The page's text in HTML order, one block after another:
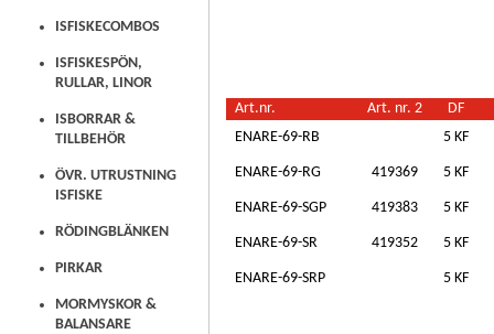
ISFISKECOMBOS
ISFISKESPÖN,
RULLAR, LINOR
ISBORRAR &
TILLBEHÖR
ÖVR. UTRUSTNING
ISFISKE
RÖDINGBLÄNKEN
PIRKAR
MORMYSKOR &
BALANSARE
Art.nr. Art. nr. 2
DF
ENARE-69-RB
5 KF
ENARE-69-RG 419369 5 KF
ENARE-69-SGP 419383 5 KF
ENARE-69-SR 419352 5 KF
ENARE-69-SRP 5 KF